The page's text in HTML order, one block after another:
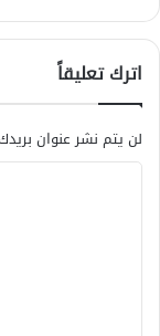
اترك تعليقاً
لن يتم نشر عنوان